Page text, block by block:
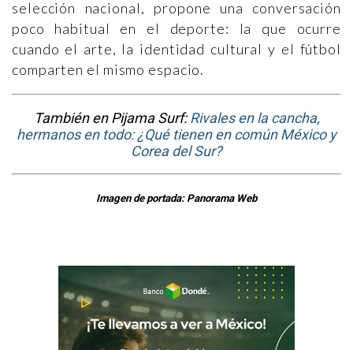
selección nacional, propone una conversación
poco habitual en el deporte: la que ocurre
cuando el arte, la identidad cultural y el fútbol
comparten el mismo espacio.
También en Pijama Surf:Rivales en la cancha,
hermanos en todo: ¿Qué tienen en común México y
Corea del Sur?
Imagen de portada: Panorama Web